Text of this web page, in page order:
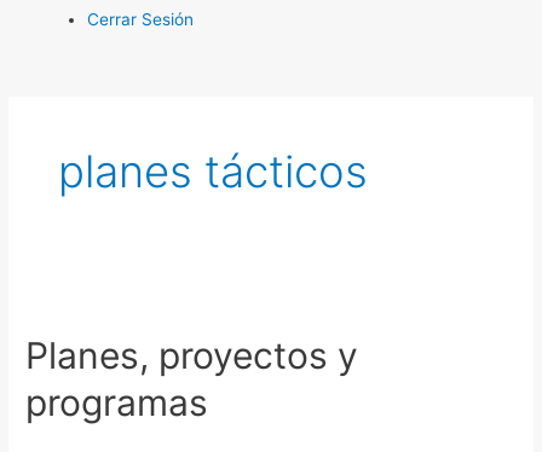
Cerrar Sesión
planes tácticos
Planes, proyectos y
programas
y